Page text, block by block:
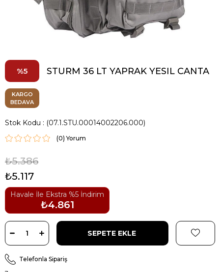
5 STURM 36 LT YAPRAK YESIL CANTA
KARGO
BEDAVA
Stok Kodu (07.1.STU.00014002206.000)
(0)
₺5.386
₺5.117
Havale İle Ekstra %5 İndirim
₺4.861
Telefonla Sipariş